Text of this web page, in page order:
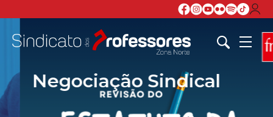
Negociação Sindical